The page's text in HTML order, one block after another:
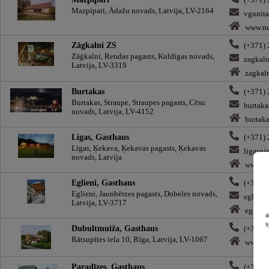
Mazpipari, Ādažu novads, Latvija, LV-2164
Zāgkalni ZS
Zāģkalni, Rendas pagasts, Kuldīgas novads,
Latvija, LV-3319
(+371)
Burtakas
Burtakas, Straupe, Straupes pagasts, Cēsu
novads, Latvija, LV-4152
(+371)
Ligas, Gasthaus
Līgas, Ķekava, Ķekavas pagasts, Ķekavas
novads, Latvija
(+371)
Eglieni, Gasthaus
Eglieni, Jaunbērzes pagasts, Dobeles novads,
Latvija, LV-3717
(+371)
Dubultmuiža, Gasthaus
Rātsupītes iela 10, Rīga, Latvija, LV-1067
(+371)
Paradīzes, Gasthaus
(+371)